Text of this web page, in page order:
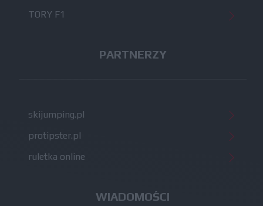
TORY F1
PARTNERZY
skijumping.pl
protipster.pl
ruletka online
WIADOMOŚCI